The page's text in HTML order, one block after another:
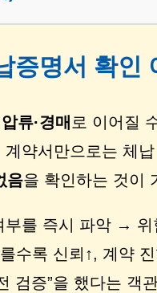
증명서 확인
압류·경매 로 이어질
약서만으로는 체
음을 확인하는 것이
부를 즉시 파악 →
수록 신뢰↑, 계약
검증”을 했다는 객